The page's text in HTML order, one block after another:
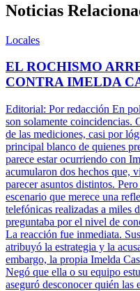
Noticias
Locales
EL ROCHISMO
CONTRA IMELDA
Editorial: Por redacción En
son solamente coincidencias.
de las mediciones, casi por
principal blanco de quienes
parece estar ocurriendo con
acumularon dos hechos que,
parecer asuntos distintos.
escenario que merece una
telefónicas realizadas a miles
preguntaba por el nivel de
La reacción fue inmediata.
atribuyó la estrategia y la
embargo, la propia Imelda
Negó que ella o su equipo
aseguró desconocer quién las